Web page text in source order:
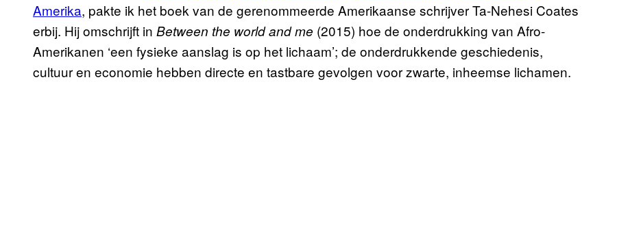
Amerika, pakte ik het boek van de gerenommeerde Amerikaanse schrijver Ta-Nehesi Coates
erbij. Hij omschrijft in Between the world and me (2015) hoe de onderdrukking van Afro-
Amerikanen ‘een fysieke aanslag is op het lichaam’; de onderdrukkende geschiedenis,
cultuur en economie hebben directe en tastbare gevolgen voor zwarte, inheemse lichamen.